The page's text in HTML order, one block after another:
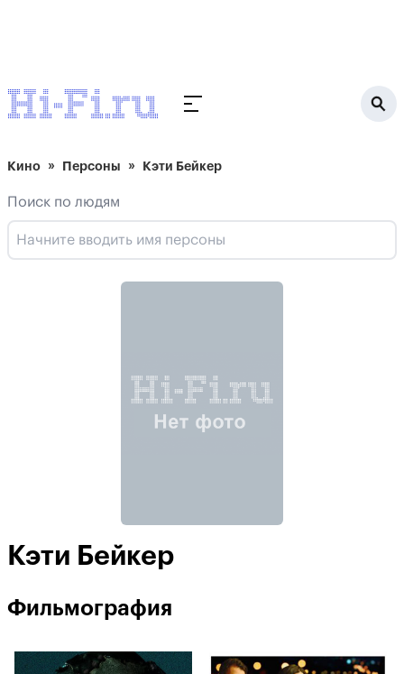
Кино Персоны Кэти Бейкер
Поиск по людям
Кэти Бейкер
Фильмография